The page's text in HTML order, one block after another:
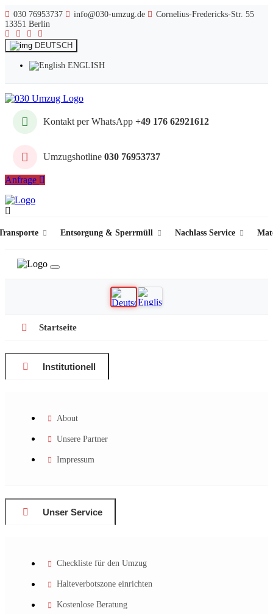
030 76953737 info@030-umzug.de
Cornelius-Fredericks-Str. 55
13351 Berlin
DEUTSCH
ENGLISH
Kontakt per WhatsApp +49 176 62921612
Umzugshotline 030 76953737
Anfrage
Entsorgung & Sperrmüll Nachlass Service
Startseite
Institutionell
About
Unsere Partner
Impressum
Unser Service
Checkliste für den Umzug
Halteverbotszone einrichten
Kostenlose Beratung